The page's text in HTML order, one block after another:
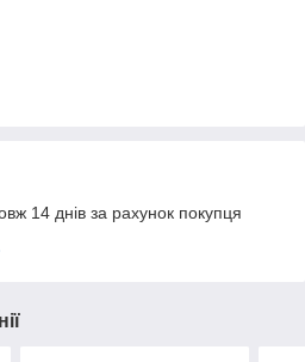
14 днів за рахунок покупця